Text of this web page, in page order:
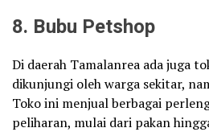
8. Bubu Petshop
Di daerah Tamalanrea ada juga
dikunjungi oleh warga sekitar,
Toko ini menjual berbagai
peliharan, mulai dari pakan